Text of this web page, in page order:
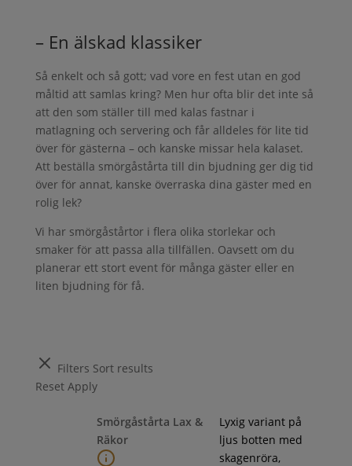
– En älskad klassiker
Så enkelt och så gott; vad vore en fest utan en god
måltid att samlas kring? Men hur ofta blir det inte så
att den som ställer till med kalas fastnar i
matlagning och servering och får alldeles för lite tid
över för gästerna – och kanske missar hela kalaset.
Att beställa smörgåstårta till din bjudning ger dig tid
över för annat, kanske överraska dina gäster med en
rolig lek?
Vi har smörgåstårtor i flera olika storlekar och
smaker för att passa alla tillfällen. Oavsett om du
planerar ett stort event för många gäster eller en
liten bjudning för få.
Filters Sort results
Reset Apply
Smörgåstårta Lax &
Räkor
Lyxig variant på
ljus botten med
skagenröra,